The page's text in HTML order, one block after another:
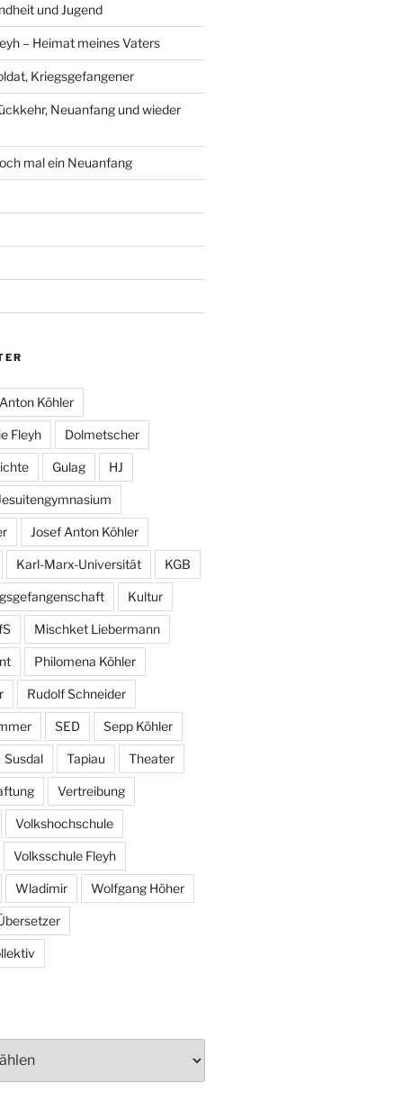
und Jugend
– Heimat meines Vaters
Kriegsgefangener
Neuanfang und wieder
mal ein Neuanfang
Köhler
Fleyh Dolmetscher
Gulag HJ
Josef Anton Köhler
Karl-Marx-Universität KGB
Kultur
Mischket Liebermann
Philomena Köhler
Rudolf Schneider
SED Sepp Köhler
Susdal Tapiau Theater
Vertreibung
Volkshochschule
Volksschule Fleyh
Wladimir Wolfgang Höher